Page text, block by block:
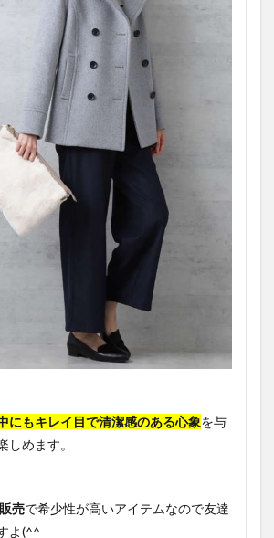
にもキレイ目で清潔感のある心象を与
しめます。
売で希少性が高いアイテムなので友達
よ(^^